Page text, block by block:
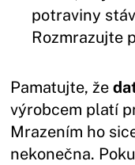
potraviny
Rozmrazujte
Pamatujte, že
výrobcem platí
Mrazením ho
nekonečna.